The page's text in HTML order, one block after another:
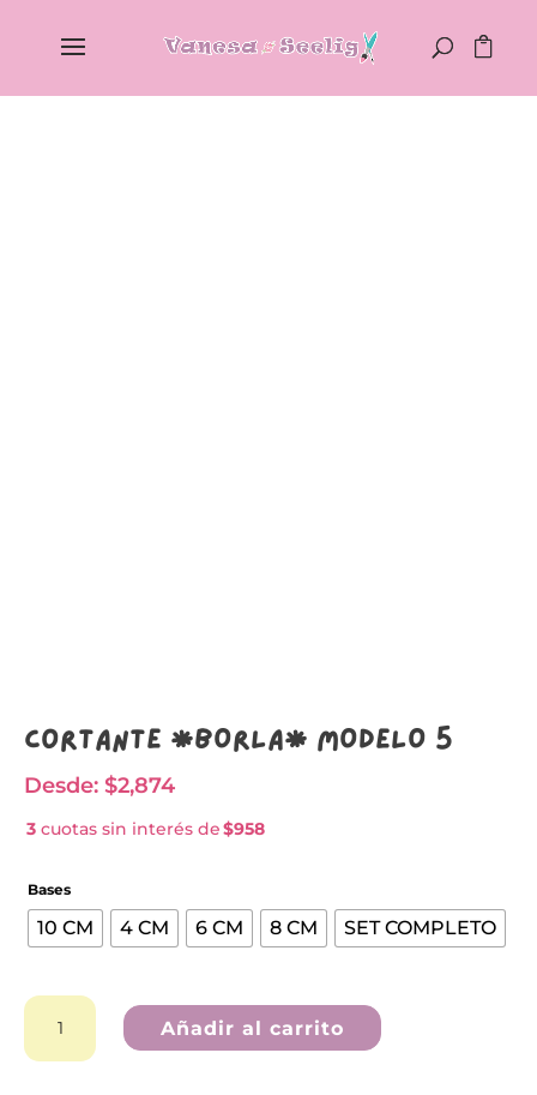
Cortante *BORLA* MODELO 5
Desde:$2,874
3 cuotas sin interés de$958
Bases
10 CM 4 CM 6 CM 8 CM SET COMPLETO
Cortante
*BORLA*
5
Añadir al carrito